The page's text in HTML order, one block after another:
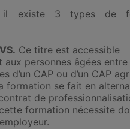
existe 3 types de
Ce titre est accessible
aux personnes âgées
d’un CAP ou d’un CAP
formation se fait en
de
formation nécessite